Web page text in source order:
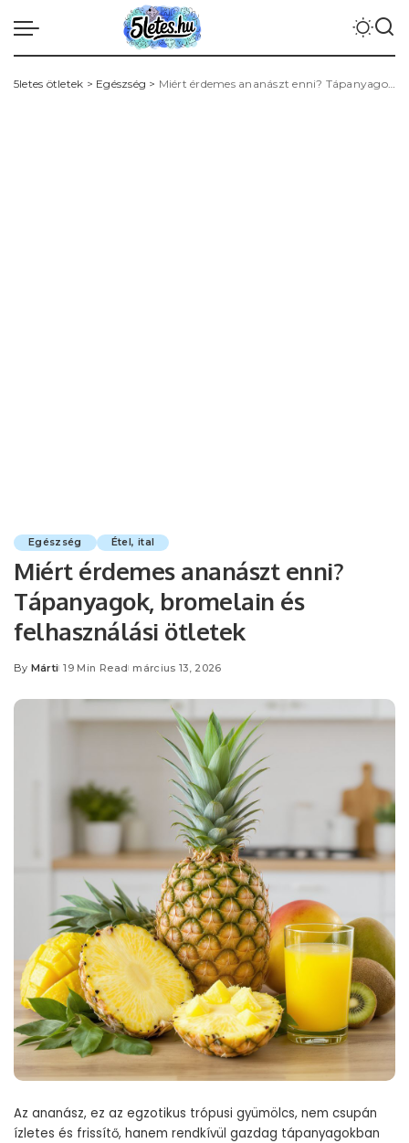
5letes ötletek > Egészség > Miért érdemes ananászt enni? Tápanyagok, bromelain és felhasználási ötletek
Egészség Étel, ital
Miért érdemes ananászt enni?
Tápanyagok, bromelain és
felhasználási ötletek
Posted
By Márti 19 Min Read március 13, 2026
Az ananász, ez az egzotikus trópusi gyümölcs, nem csupán
ízletes és frissítő, hanem rendkívül gazdag tápanyagokban